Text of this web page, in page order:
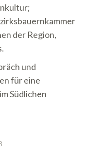
der Region,
und
für eine
Südlichen